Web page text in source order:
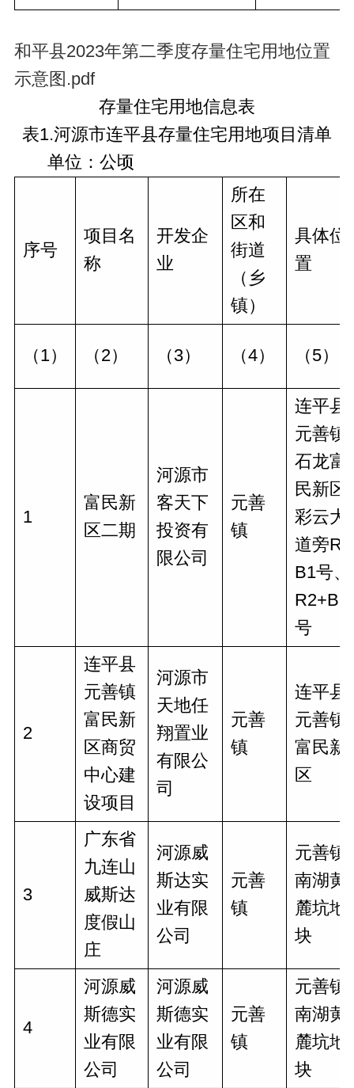
和平县2023年第二季度存量住宅用地位置
示意图.pdf
存量住宅用地信息表
表1.河源市连平县存量住宅用地项目清单
单位：公顷
序号
项目名
称
开发企
业
所在
区和
街道
（乡
镇）
具体位
置
（1） （2） （3） （4） （5）
1
富民新
区二期
河源市
客天下
投资有
限公司
元善
镇
连平县
元善镇
石龙富
民新区
彩云大
道旁
B1号、
R2+B2
号
2
连平县
元善镇
富民新
区商贸
中心建
设项目
河源市
天地任
翔置业
有限公
司
元善
镇
连平县
元善镇
富民新
区
3
广东省
九连山
威斯达
度假山
庄
河源威
斯达实
业有限
公司
元善
镇
元善镇
南湖黄
麓坑地
块
4
河源威
斯德实
业有限
公司
河源威
斯德实
业有限
公司
元善
镇
元善镇
南湖黄
麓坑地
块